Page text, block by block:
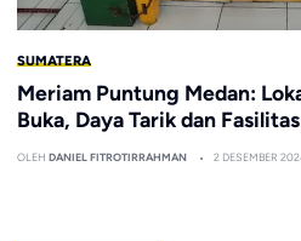
SUMATERA
Meriam Puntung Medan:
Buka, Daya Tarik dan Fasilitas
OLEH DANIEL FITROTIRRAHMAN 2 DESEMBER